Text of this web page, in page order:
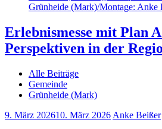
Erlebnismesse mit Plan
Perspektiven in der
Alle Beiträge
Gemeinde
Grünheide (Mark)
9. März 202610. März 2026 Anke Beißer